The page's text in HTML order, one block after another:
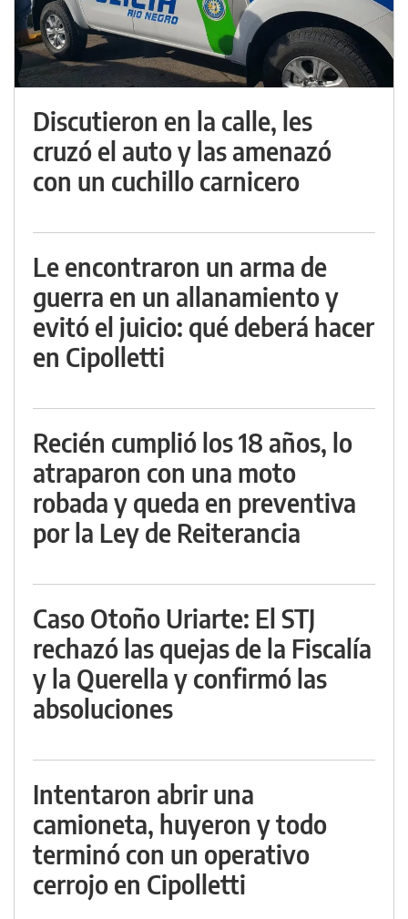
Discutieron en la calle, les
cruzó el auto y las amenazó
con un cuchillo carnicero
Le encontraron un arma de
guerra en un allanamiento y
evitó el juicio: qué deberá hacer
en Cipolletti
Recién cumplió los 18 años, lo
atraparon con una moto
robada y queda en preventiva
por la Ley de Reiterancia
Caso Otoño Uriarte: El STJ
rechazó las quejas de la Fiscalía
y la Querella y confirmó las
absoluciones
Intentaron abrir una
camioneta, huyeron y todo
terminó con un operativo
cerrojo en Cipolletti